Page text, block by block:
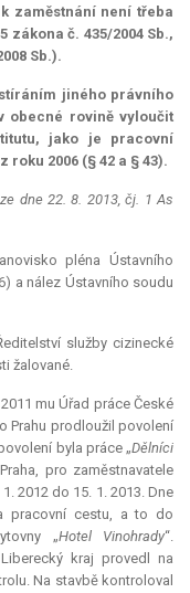
zaměstnání není třeba
zákona č. 435/2004 Sb.,
Sb.).
jiného právního
obecné rovině vyloučit
jako je pracovní
2006 (§ 42 a § 43).
dne 22. 8. 2013, čj. 1 As
pléna Ústavního
a nález Ústavního soudu
služby cizinecké
žalované.
mu Úřad práce České
Prahu prodloužil povolení
byla práce „Dělníci
pro zaměstnavatele
2012 do 15. 1. 2013. Dne
pracovní cestu, a to do
„Hotel Vinohrady“.
kraj provedl na
Na stavbě kontroloval